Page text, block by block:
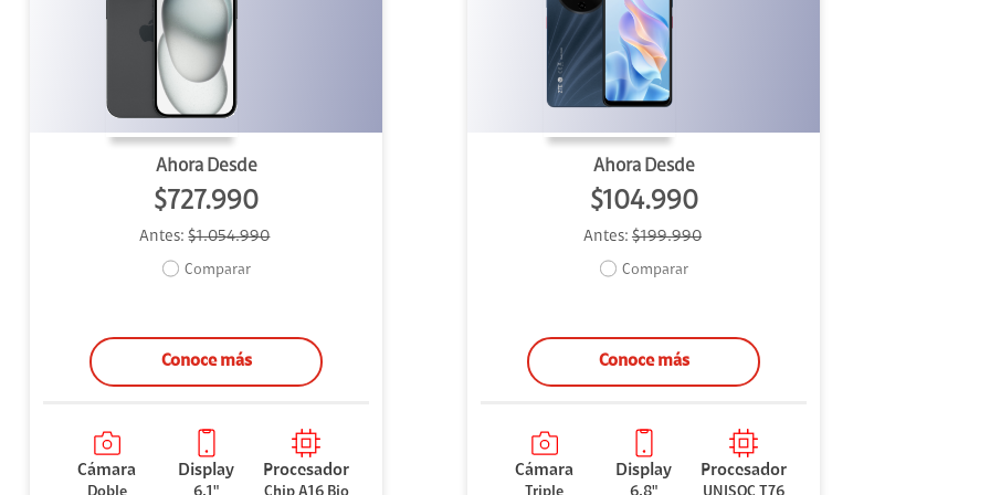
Ahora Desde
$727.990
Antes:$1.054.990
Comparar
Conoce más
Cámara Display Procesador
Ahora Desde
$104.990
Antes: $199.990
Comparar
Conoce más
Cámara Display Procesador